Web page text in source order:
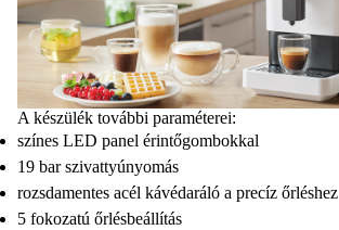
A készülék további paraméterei:
színes LED panel érintőgombokkal
19 bar szivattyúnyomás
rozsdamentes acél kávédaráló a precíz őrléshez
5 fokozatú őrlésbeállítás